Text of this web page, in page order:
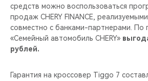
средств можно воспользоваться
продаж CHERY FINANCE,
совместно с банками-партнерами. По
«Семейный автомобиль CHERY»
рублей.
Гарантия на кроссовер Tiggo 7